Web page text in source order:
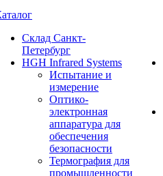
Cклад Санкт-
Петербург
HGH Infrared Systems
Испытание и
измерение
Оптико-
электронная
аппаратура для
обеспечения
безопасности
Термография для
промышленности